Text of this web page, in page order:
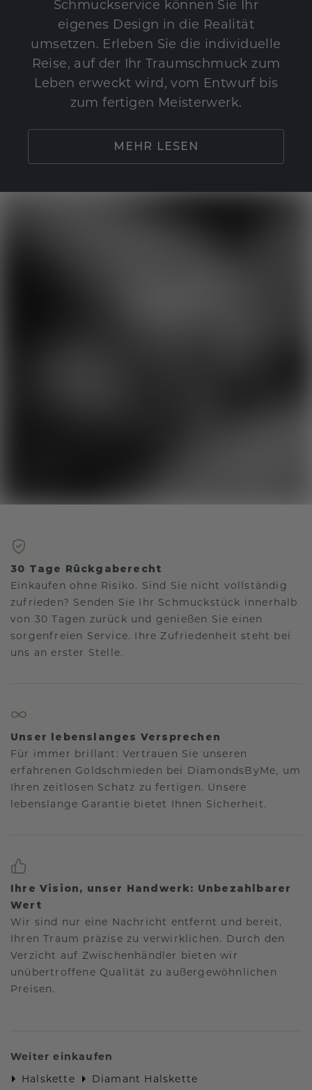
Schmuckservice können Sie Ihr
eigenes Design in die Realität
umsetzen. Erleben Sie die individuelle
Reise, auf der Ihr Traumschmuck zum
Leben erweckt wird, vom Entwurf bis
zum fertigen Meisterwerk.
MEHR LESEN
30 Tage Rückgaberecht
Einkaufen ohne Risiko. Sind Sie nicht vollständig
zufrieden? Senden Sie Ihr Schmuckstück innerhalb
von 30 Tagen zurück und genießen Sie einen
sorgenfreien Service. Ihre Zufriedenheit steht bei
uns an erster Stelle.
Unser lebenslanges Versprechen
Für immer brillant: Vertrauen Sie unseren
erfahrenen Goldschmieden bei DiamondsByMe, um
Ihren zeitlosen Schatz zu fertigen. Unsere
lebenslange Garantie bietet Ihnen Sicherheit.
Ihre Vision, unser Handwerk: Unbezahlbarer
Wert
Wir sind nur eine Nachricht entfernt und bereit,
Ihren Traum präzise zu verwirklichen. Durch den
Verzicht auf Zwischenhändler bieten wir
unübertroffene Qualität zu außergewöhnlichen
Preisen.
Weiter einkaufen
Halskette
Diamant Halskette